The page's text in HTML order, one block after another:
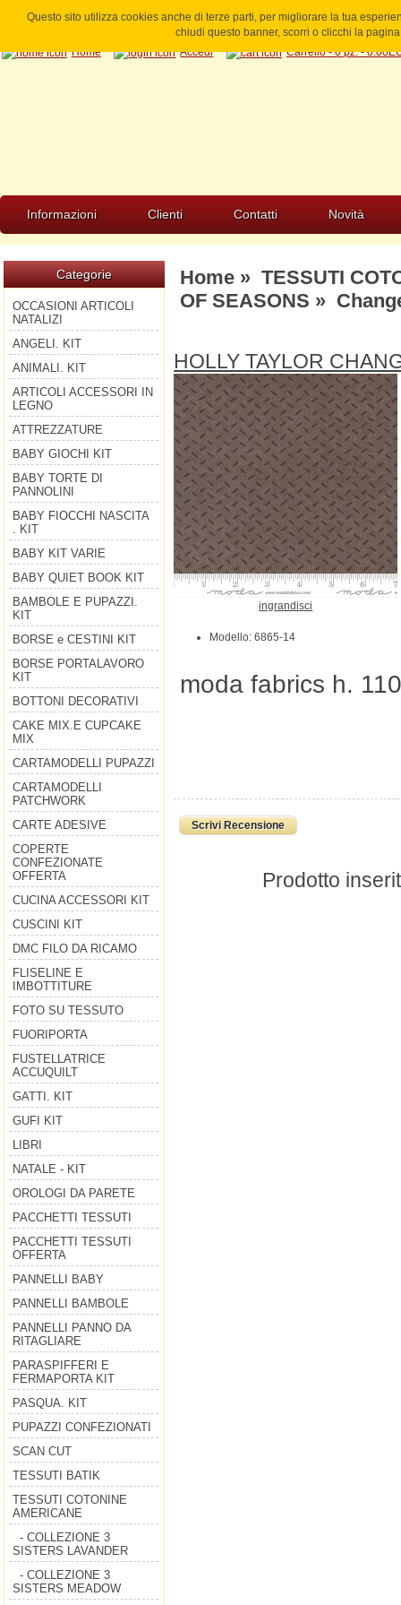
Questo sito utilizza cookies anche di terze parti, per migliorare la tua
chiudi questo banner, scorri o clicchi la
Home
Accedi Carrello - 0 pz. -
Informazioni Clienti Contatti Novità
Categorie
OCCASIONI ARTICOLI
NATALIZI
ANGELI. KIT
ANIMALI. KIT
ARTICOLI ACCESSORI IN
LEGNO
ATTREZZATURE
BABY GIOCHI KIT
BABY TORTE DI
PANNOLINI
BABY FIOCCHI NASCITA
. KIT
BABY KIT VARIE
BABY QUIET BOOK KIT
BAMBOLE E PUPAZZI.
KIT
BORSE e CESTINI KIT
BORSE PORTALAVORO
KIT
BOTTONI DECORATIVI
CAKE MIX.E CUPCAKE
MIX
CARTAMODELLI PUPAZZI
CARTAMODELLI
PATCHWORK
CARTE ADESIVE
COPERTE
CONFEZIONATE
OFFERTA
CUCINA ACCESSORI KIT
CUSCINI KIT
DMC FILO DA RICAMO
FLISELINE E
IMBOTTITURE
FOTO SU TESSUTO
FUORIPORTA
FUSTELLATRICE
ACCUQUILT
GATTI. KIT
GUFI KIT
LIBRI
NATALE - KIT
OROLOGI DA PARETE
PACCHETTI TESSUTI
PACCHETTI TESSUTI
OFFERTA
PANNELLI BABY
PANNELLI BAMBOLE
PANNELLI PANNO DA
RITAGLIARE
PARASPIFFERI E
FERMAPORTA KIT
PASQUA. KIT
PUPAZZI CONFEZIONATI
SCAN CUT
TESSUTI BATIK
TESSUTI COTONINE
AMERICANE
- COLLEZIONE 3
SISTERS LAVANDER
- COLLEZIONE 3
SISTERS MEADOW
Home» TESSUTI
OF SEASONS »
HOLLY TAYLOR
ingrandisci
Modello: 6865-14
moda fabrics h.
Scrivi Recensione
Prodotto